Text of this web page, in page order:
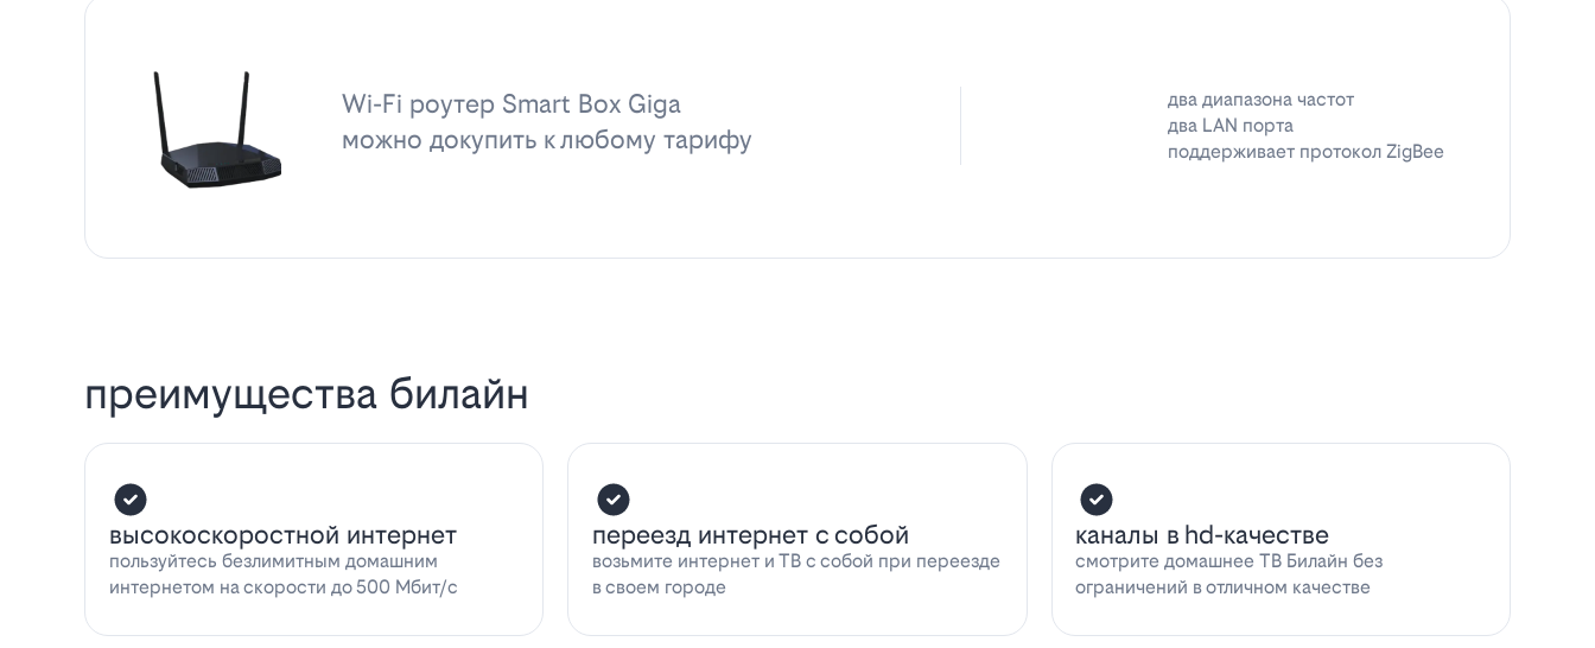
Wi-Fi роутер Smart Box Giga
можно докупить к любому тарифу
два диапазона частот
два LAN порта
поддерживает протокол ZigBee
преимущества билайн
высокоскоростной интернет
пользуйтесь безлимитным домашним
интернетом на скорости до 500 Мбит/с
переезд интернет с собой
возьмите интернет и ТВ с собой при переезде
в своем городе
каналы в hd-качестве
смотрите домашнее ТВ Билайн без
ограничений в отличном качестве